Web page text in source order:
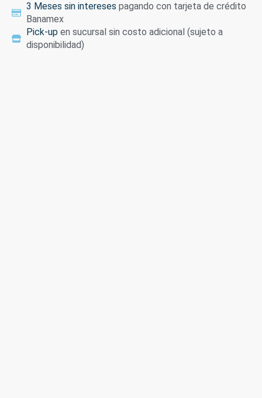
3 Meses sin intereses pagando con tarjeta de crédito
Banamex
Pick-up en sucursal sin costo adicional (sujeto a
disponibilidad)